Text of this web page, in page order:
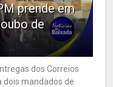
prende em
de
dos Correios
dois mandados de